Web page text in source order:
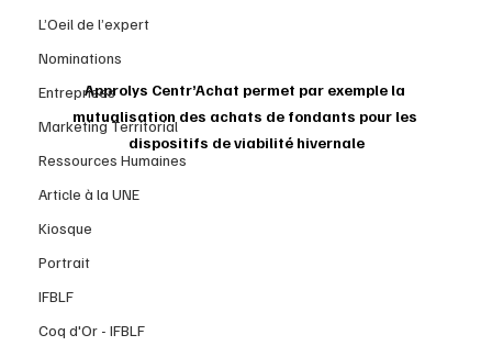
L’Oeil de l’expert
Nominations
Entreprises
Marketing Territorial
Ressources Humaines
Article à la UNE
Kiosque
Portrait
IFBLF
Coq d'Or - IFBLF
Approlys Centr’Achat permet par exemple la
mutualisation des achats de fondants pour les
dispositifs de viabilité hivernale